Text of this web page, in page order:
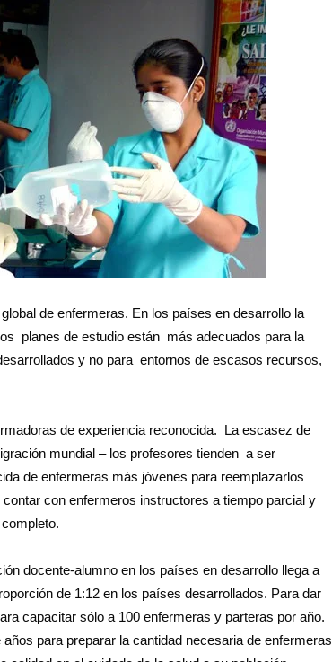
de enfermeras. En los países en desarrollo la
planes de estudio están más adecuados para la
y no para entornos de escasos recursos,
de experiencia reconocida. La escasez de
mundial – los profesores tienden a ser
de enfermeras más jóvenes para reemplazarlos
con enfermeros instructores a tiempo parcial y
docente-alumno en los países en desarrollo llega a
de 1:12 en los países desarrollados. Para dar
capacitar sólo a 100 enfermeras y parteras por año.
para preparar la cantidad necesaria de enfermeras